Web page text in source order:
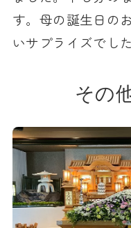
す。母の誕生日の
いサプライズでし
その